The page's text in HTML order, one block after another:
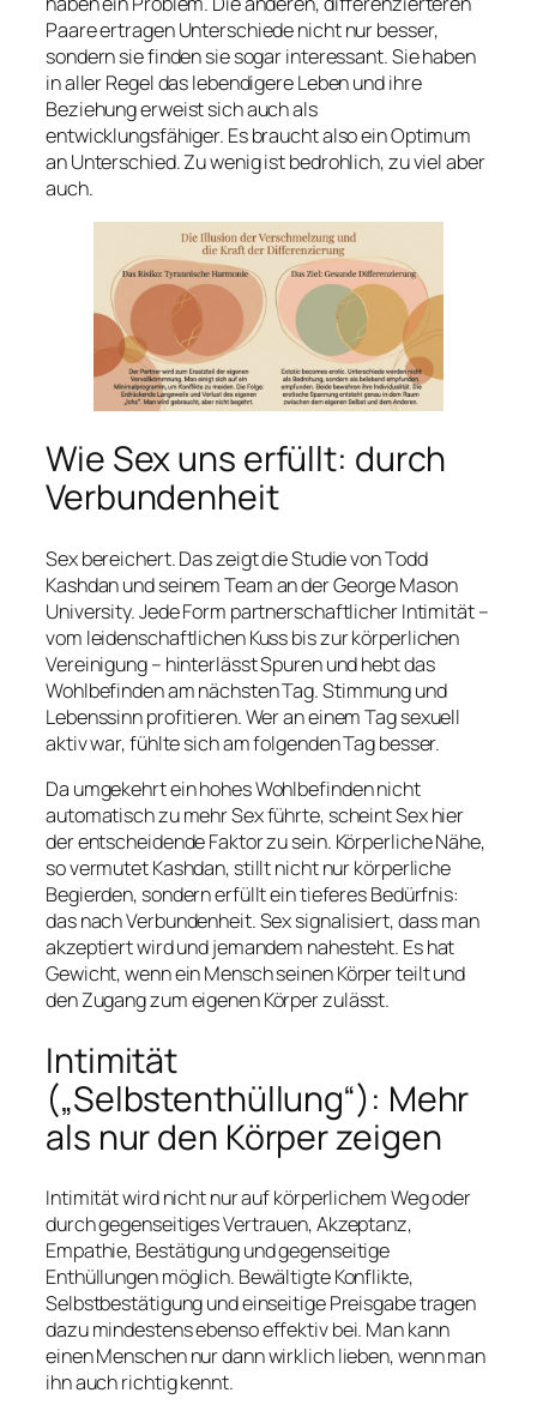
Paare ertragen Unterschiede nicht nur besser,
sondern sie finden sie sogar interessant. Sie haben
in aller Regel das lebendigere Leben und ihre
Beziehung erweist sich auch als
entwicklungsfähiger. Es braucht also ein Optimum
an Unterschied. Zu wenig ist bedrohlich, zu viel aber
auch.
Wie Sex uns erfüllt: durch
Verbundenheit
Sex bereichert. Das zeigt die Studie von Todd
Kashdan und seinem Team an der George Mason
University. Jede Form partnerschaftlicher Intimität –
vom leidenschaftlichen Kuss bis zur körperlichen
Vereinigung – hinterlässt Spuren und hebt das
Wohlbefinden am nächsten Tag. Stimmung und
Lebenssinn profitieren. Wer an einem Tag sexuell
aktiv war, fühlte sich am folgenden Tag besser.
Da umgekehrt ein hohes Wohlbefinden nicht
automatisch zu mehr Sex führte, scheint Sex hier
der entscheidende Faktor zu sein. Körperliche Nähe,
so vermutet Kashdan, stillt nicht nur körperliche
Begierden, sondern erfüllt ein tieferes Bedürfnis:
das nach Verbundenheit. Sex signalisiert, dass man
akzeptiert wird und jemandem nahesteht. Es hat
Gewicht, wenn ein Mensch seinen Körper teilt und
den Zugang zum eigenen Körper zulässt.
Intimität
(„Selbstenthüllung“): Mehr
als nur den Körper zeigen
Intimität wird nicht nur auf körperlichem Weg oder
durch gegenseitiges Vertrauen, Akzeptanz,
Empathie, Bestätigung und gegenseitige
Enthüllungen möglich. Bewältigte Konflikte,
Selbstbestätigung und einseitige Preisgabe tragen
dazu mindestens ebenso effektiv bei. Man kann
einen Menschen nur dann wirklich lieben, wenn man
ihn auch richtig kennt.